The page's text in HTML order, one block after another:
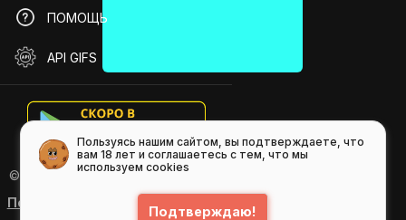
ПОМОЩЬ
API GIFS
© 2026
GIFS ( gifs.ru , гифки.рф )
Пользовательское соглашение
Пользуясь нашим сайтом, вы подтверждаете, что
вам 18 лет и соглашаетесь с тем, что мы
используем cookies
Подтверждаю!